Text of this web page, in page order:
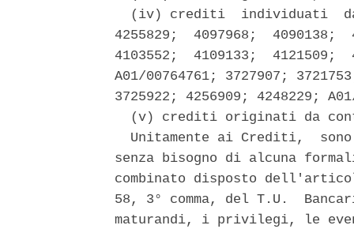
(iv) crediti  individuati
4255829;  4097968;  4090138;
4103552;  4109133;  4121509;
A01/00764761; 3727907;
3725922; 4256909; 4248229;
(v) crediti originati da
Unitamente ai Crediti,
senza bisogno di alcuna
combinato disposto
58, 3° comma, del T.U.
maturandi, i privilegi, le